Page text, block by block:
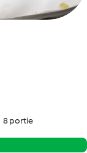
8 portie